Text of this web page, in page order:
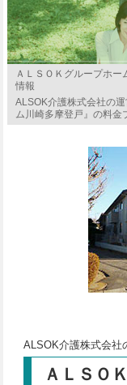
ＡＬＳＯＫグループホ
情報
ALSOK介護株式会社の
ム川崎多摩登戸』の料金
ALSOK介護株式会社
ＡＬＳＯ